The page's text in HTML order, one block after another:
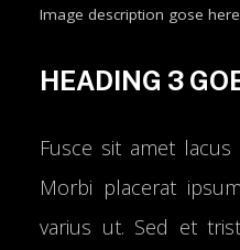
Image description gose
HEADING 3
Fusce sit amet
Morbi placerat
varius ut. Sed et